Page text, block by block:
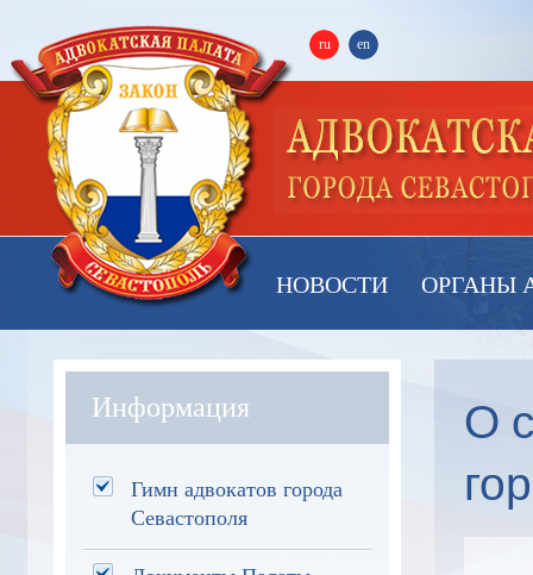
ru en
НОВОСТИ ОРГАНЫ
О
Информация
Гимн адвокатов города
Севастополя